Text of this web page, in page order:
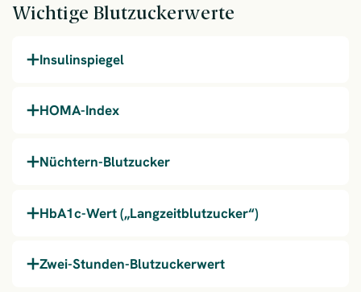
Wichtige Blutzuckerwerte
Insulinspiegel
HOMA-Index
Nüchtern-Blutzucker
HbA1c-Wert („Langzeitblutzucker“)
Zwei-Stunden-Blutzuckerwert